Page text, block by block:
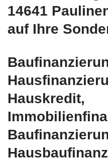
14641
auf Ihre
Hauskredit,